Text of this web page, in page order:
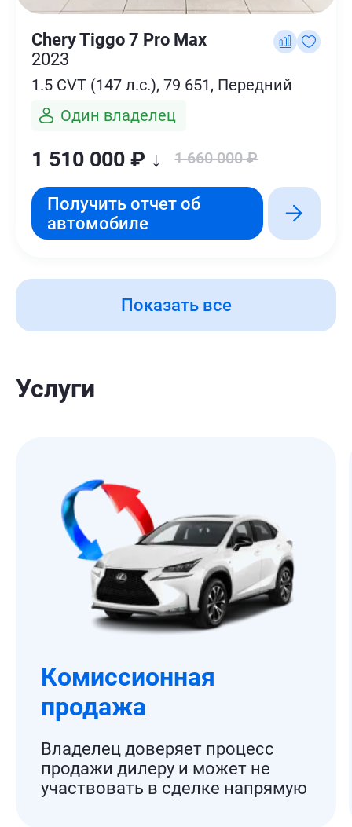
Chery Tiggo 7 Pro Max
2023
1.5 CVT (147 л.с.), 79 651, Передний
Один владелец
1 510 000 ₽ ↓ 1 660 000 ₽
Получить отчет об
автомобиле
Показать все
Услуги
Комиссионная
продажа
Владелец доверяет процесс
продажи дилеру и может не
участвовать в сделке напрямую